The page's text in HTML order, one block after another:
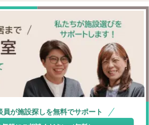
員が施設探しを無料でサポート